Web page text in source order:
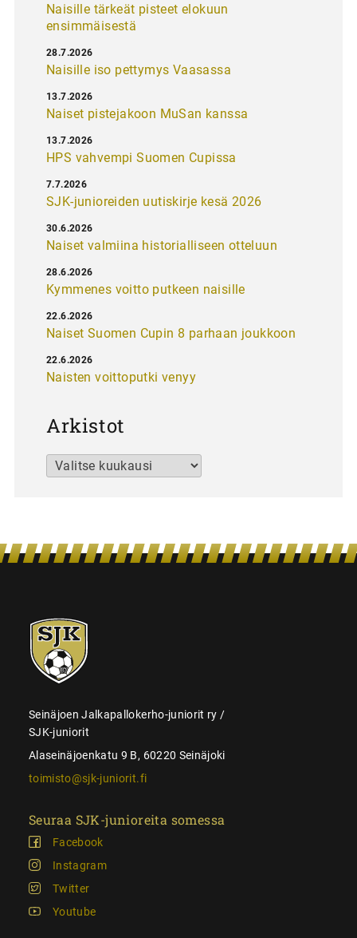
Naisille tärkeät pisteet elokuun
ensimmäisestä
Naisille iso pettymys Vaasassa
28.7.2026
Naiset pistejakoon MuSan kanssa
13.7.2026
HPS vahvempi Suomen Cupissa
13.7.2026
SJK-junioreiden uutiskirje kesä 2026
7.7.2026
Naiset valmiina historialliseen otteluun
30.6.2026
Kymmenes voitto putkeen naisille
28.6.2026
Naiset Suomen Cupin 8 parhaan joukkoon
22.6.2026
Naisten voittoputki venyy
22.6.2026
Arkistot
Arkistot
SJK-
juniorit
Seinäjoen Jalkapallokerho-juniorit ry /
SJK-juniorit
Alaseinäjoenkatu 9 B, 60220 Seinäjoki
toimisto@sjk-juniorit.fi
Seuraa SJK-junioreita somessa
Facebook
Instagram
Twitter
Youtube